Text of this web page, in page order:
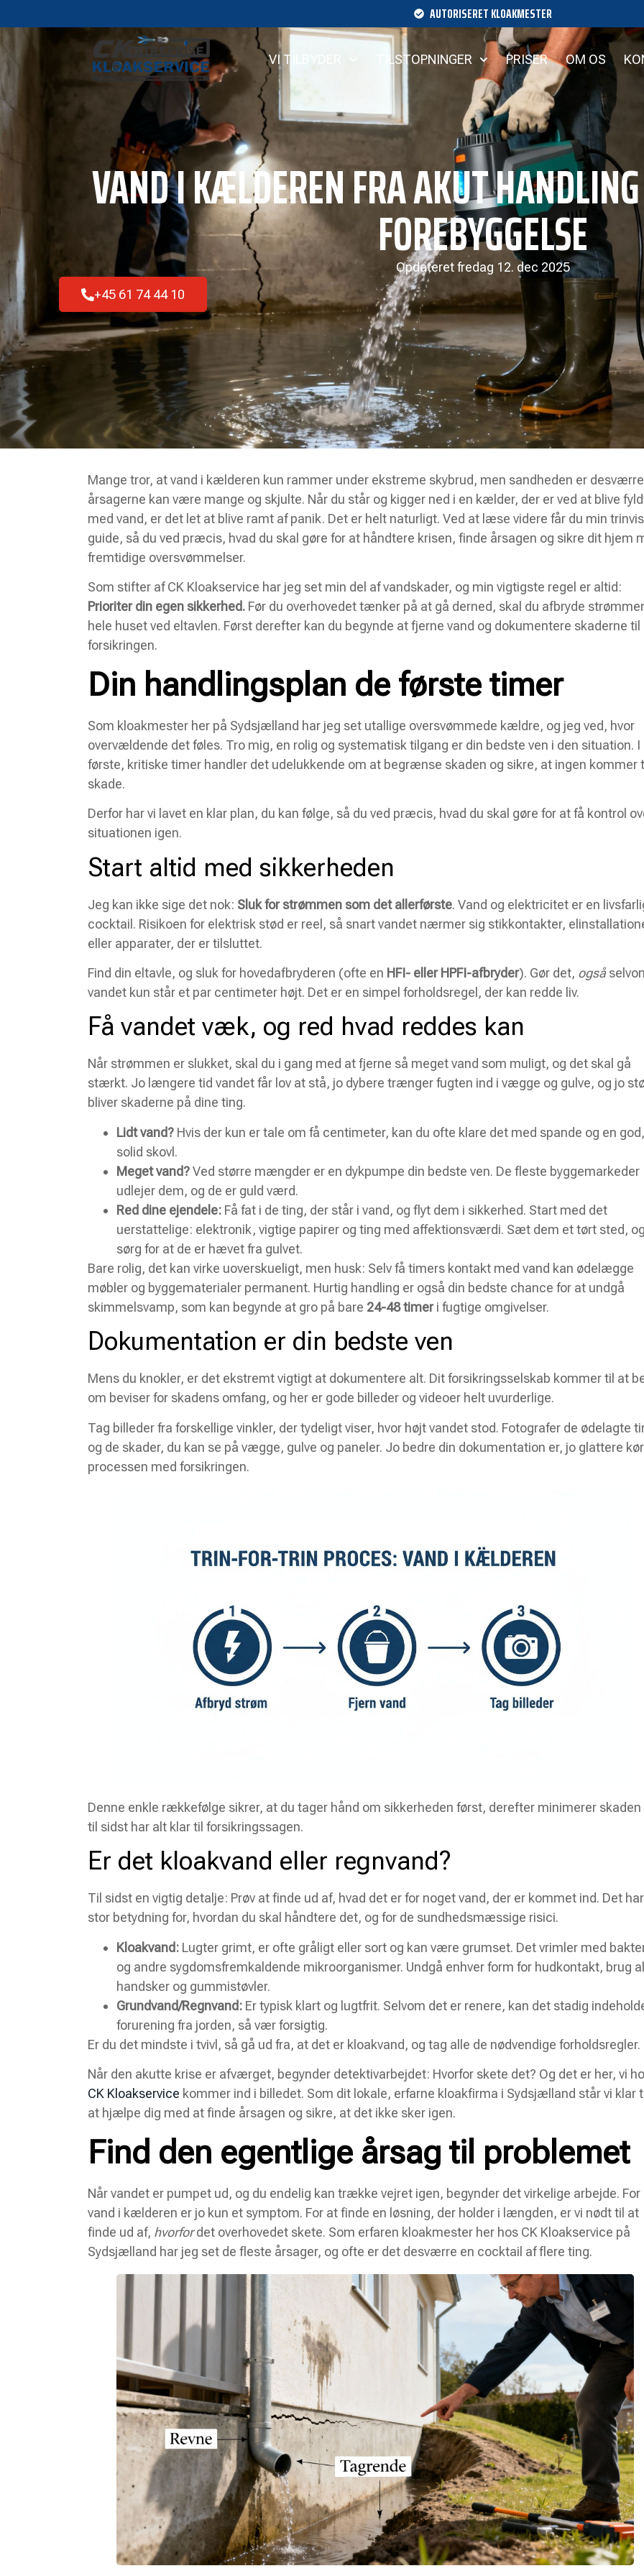
AUTORISERET KLOAKMESTER
VI TILBYDER TILSTOPNINGER PRISER OM OS
VAND I KÆLDEREN FRA AKUT
FOREBYGGELSE
Opdateretfredag 12. dec 2025
+45 61 74 44 10
Mange tror, at vand i kælderen kun rammer under ekstreme skybrud, men sandheden er
årsagerne kan være mange og skjulte. Når du står og kigger ned i en kælder, der er ved at blive
med vand, er det let at blive ramt af panik. Det er helt naturligt. Ved at læse videre får du min
guide, så du ved præcis, hvad du skal gøre for at håndtere krisen, finde årsagen og sikre dit hjem
fremtidige oversvømmelser.
Som stifter af CK Kloakservice har jeg set min del af vandskader, og min vigtigste regel er altid:
Prioriter din egen sikkerhed. Før du overhovedet tænker på at gå derned, skal du afbryde
hele huset ved eltavlen. Først derefter kan du begynde at fjerne vand og dokumentere skaderne til
forsikringen.
Din handlingsplan de første timer
Som kloakmester her på Sydsjælland har jeg set utallige oversvømmede kældre, og jeg ved, hvor
overvældende det føles. Tro mig, en rolig og systematisk tilgang er din bedste ven i den situation. I
første, kritiske timer handler det udelukkende om at begrænse skaden og sikre, at ingen kommer
skade.
Derfor har vi lavet en klar plan, du kan følge, så du ved præcis, hvad du skal gøre for at få kontrol
situationen igen.
Start altid med sikkerheden
Jeg kan ikke sige det nok: Sluk for strømmen som det allerførste. Vand og elektricitet er en
cocktail. Risikoen for elektrisk stød er reel, så snart vandet nærmer sig stikkontakter,
eller apparater, der er tilsluttet.
Find din eltavle, og sluk for hovedafbryderen (ofte en HFI- eller HPFI-afbryder). Gør det, også
vandet kun står et par centimeter højt. Det er en simpel forholdsregel, der kan redde liv.
Få vandet væk, og red hvad reddes kan
Når strømmen er slukket, skal du i gang med at fjerne så meget vand som muligt, og det skal gå
stærkt. Jo længere tid vandet får lov at stå, jo dybere trænger fugten ind i vægge og gulve, og jo
bliver skaderne på dine ting.
Lidt vand? Hvis der kun er tale om få centimeter, kan du ofte klare det med spande og en god,
solid skovl.
Meget vand?Ved større mængder er en dykpumpe din bedste ven. De fleste byggemarkeder
udlejer dem, og de er guld værd.
Red dine ejendele: Få fat i de ting, der står i vand, og flyt dem i sikkerhed. Start med det
uerstattelige: elektronik, vigtige papirer og ting med affektionsværdi. Sæt dem et tørt sted,
sørg for at de er hævet fra gulvet.
Bare rolig, det kan virke uoverskueligt, men husk: Selv få timers kontakt med vand kan ødelægge
møbler og byggematerialer permanent. Hurtig handling er også din bedste chance for at undgå
skimmelsvamp, som kan begynde at gro på bare 24-48 timeri fugtige omgivelser.
Dokumentation er din bedste ven
Mens du knokler, er det ekstremt vigtigt at dokumentere alt. Dit forsikringsselskab kommer til at
om beviser for skadens omfang, og her er gode billeder og videoer helt uvurderlige.
Tag billeder fra forskellige vinkler, der tydeligt viser, hvor højt vandet stod. Fotografer de ødelagte
og de skader, du kan se på vægge, gulve og paneler. Jo bedre din dokumentation er, jo glattere
processen med forsikringen.
Denne enkle rækkefølge sikrer, at du tager hånd om sikkerheden først, derefter minimerer skaden
til sidst har alt klar til forsikringssagen.
Er det kloakvand eller regnvand?
Til sidst en vigtig detalje: Prøv at finde ud af, hvad det er for noget vand, der er kommet ind. Det har
stor betydning for, hvordan du skal håndtere det, og for de sundhedsmæssige risici.
Kloakvand: Lugter grimt, er ofte gråligt eller sort og kan være grumset. Det vrimler med
og andre sygdomsfremkaldende mikroorganismer. Undgå enhver form for hudkontakt, brug
handsker og gummistøvler.
Grundvand/Regnvand: Er typisk klart og lugtfrit. Selvom det er renere, kan det stadig
forurening fra jorden, så vær forsigtig.
Er du det mindste i tvivl, så gå ud fra, at det er kloakvand, og tag alle de nødvendige forholdsregler.
Når den akutte krise er afværget, begynder detektivarbejdet: Hvorfor skete det? Og det er her, vi
CK Kloakservice kommer ind i billedet. Som dit lokale, erfarne kloakfirma i Sydsjælland står vi klar
at hjælpe dig med at finde årsagen og sikre, at det ikke sker igen.
Find den egentlige årsag til problemet
Når vandet er pumpet ud, og du endelig kan trække vejret igen, begynder det virkelige arbejde. For
vand i kælderen er jo kun et symptom. For at finde en løsning, der holder i længden, er vi nødt til at
finde ud af, hvorfordet overhovedet skete. Som erfaren kloakmester her hos CK Kloakservice på
Sydsjælland har jeg set de fleste årsager, og ofte er det desværre en cocktail af flere ting.